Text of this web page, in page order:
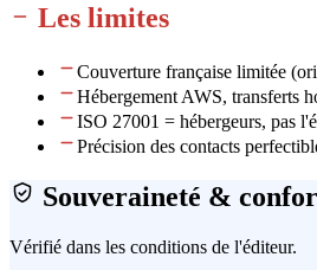
Les limites
Couverture française limitée
Hébergement AWS, transferts
ISO 27001 = hébergeurs, pas
Précision des contacts
Souveraineté &
Vérifié dans les conditions de l'éditeur.